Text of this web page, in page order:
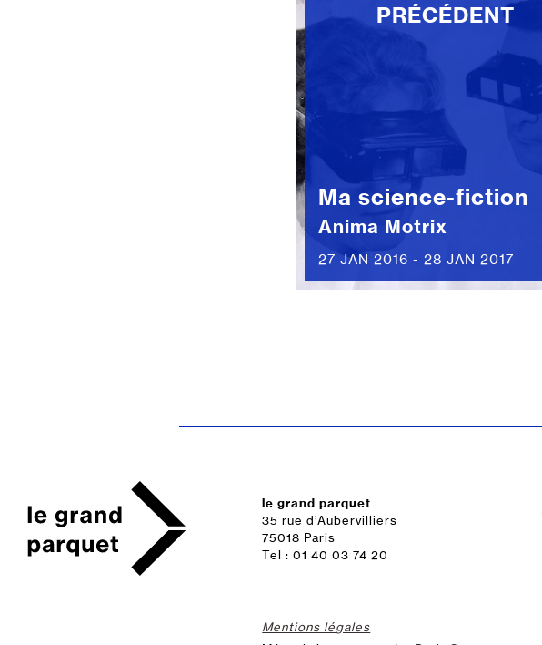
PRÉCÉDENT
Ma science-fiction
Anima Motrix
27 JAN 2016 - 28 JAN 2017
le grand parquet
35 rue d’Aubervilliers
75018 Paris
Tel : 01 40 03 74 20
Mentions légales